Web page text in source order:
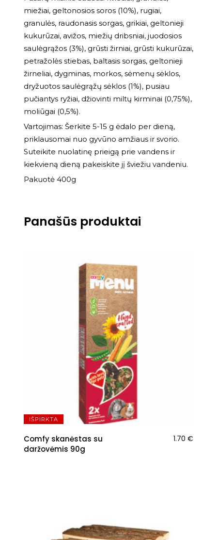
miežiai, geltonosios soros (10%), rugiai,
granulės, raudonasis sorgas, grikiai, geltonieji
kukurūzai, avižos, miežių dribsniai, juodosios
saulėgrąžos (3%), grūsti žirniai, grūsti kukurūzai,
petražolės stiebas, baltasis sorgas, geltonieji
žirneliai, dygminas, morkos, sėmenų sėklos,
dryžuotos saulėgrąžų sėklos (1%), pusiau
pučiantys ryžiai, džiovinti miltų kirminai (0,75%),
moliūgai (0,5%).
Vartojimas: Šerkite 5-15 g ėdalo per dieną,
priklausomai nuo gyvūno amžiaus ir svorio.
Suteikite nuolatinę prieigą prie vandens ir
kiekvieną dieną pakeiskite jį šviežiu vandeniu.
Pakuotė 400g
Panašūs produktai
IŠPIRKTA
Comfy skanėstas su
daržovėmis 90g
1.70 €